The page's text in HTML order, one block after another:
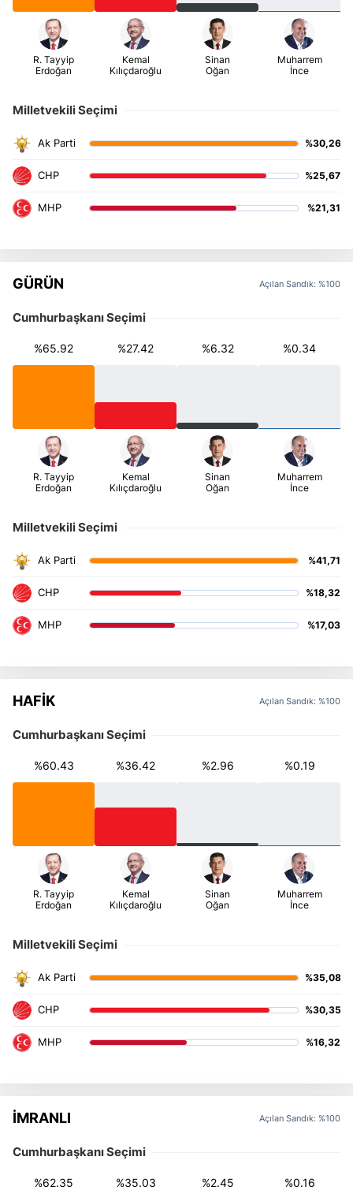
Milletvekili Seçimi
%30,26
%25,67
%21,31
GÜRÜN Açılan Sandık: %100
Cumhurbaşkanı Seçimi
%65.92 %27.42 %6.32 %0.34
Milletvekili Seçimi
%41,71
%18,32
%17,03
HAFİK Açılan Sandık: %100
Cumhurbaşkanı Seçimi
%60.43 %36.42 %2.96 %0.19
Milletvekili Seçimi
%35,08
%30,35
%16,32
İMRANLI Açılan Sandık: %100
Cumhurbaşkanı Seçimi
%62.35 %35.03 %2.45 %0.16